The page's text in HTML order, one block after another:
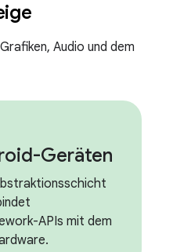
Audio und dem
Geräten
APIs mit dem